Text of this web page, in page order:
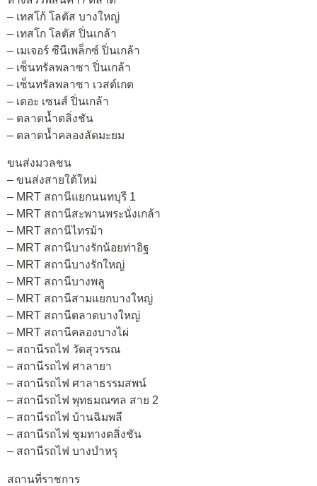
– เทสโก้ โลตัส บางใหญ่
– เทสโก โลตัส ปิ่นเกล้า
– เมเจอร์ ซีนีเพล็กซ์ ปิ่นเกล้า
– เซ็นทรัลพลาซา ปิ่นเกล้า
– เซ็นทรัลพลาซา เวสต์เกต
– เดอะ เซนส์ ปิ่นเกล้า
– ตลาดน้ำตลิ่งชัน
– ตลาดน้ำคลองลัดมะยม
ขนส่งมวลชน
– ขนส่งสายใต้ใหม่
– MRT สถานีแยกนนทบุรี 1
– MRT สถานีสะพานพระนั่งเกล้า
– MRT สถานีไทรม้า
– MRT สถานีบางรักน้อยท่าอิฐ
– MRT สถานีบางรักใหญ่
– MRT สถานีบางพลู
– MRT สถานีสามแยกบางใหญ่
– MRT สถานีตลาดบางใหญ่
– MRT สถานีคลองบางไผ่
– สถานีรถไฟ วัดสุวรรณ
– สถานีรถไฟ ศาลายา
– สถานีรถไฟ ศาลาธรรมสพน์
– สถานีรถไฟ พุทธมณฑล สาย 2
– สถานีรถไฟ บ้านฉิมพลี
– สถานีรถไฟ ชุมทางตลิ่งชัน
– สถานีรถไฟ บางบำหรุ
สถานที่ราชการ